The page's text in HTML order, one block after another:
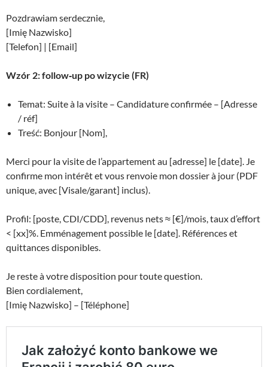
Pozdrawiam serdecznie,
[Imię Nazwisko]
[Telefon] | [Email]
Wzór 2: follow‑up po wizycie (FR)
Temat: Suite à la visite – Candidature confirmée – [Adresse
/ réf]
Treść: Bonjour [Nom],
Merci pour la visite de l’appartement au [adresse] le [date]. Je
confirme mon intérêt et vous renvoie mon dossier à jour (PDF
unique, avec [Visale/garant] inclus).
Profil: [poste, CDI/CDD], revenus nets ≈ [€]/mois, taux d’effort
< [xx]%. Emménagement possible le [date]. Références et
quittances disponibles.
Je reste à votre disposition pour toute question.
Bien cordialement,
[Imię Nazwisko] – [Téléphone]